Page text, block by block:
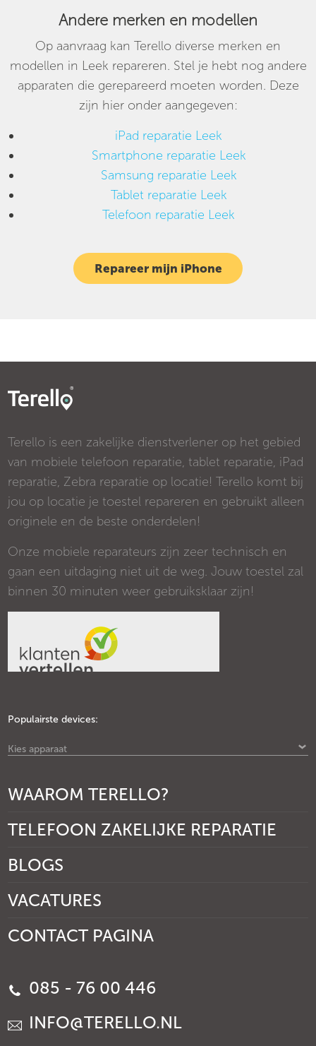
Andere merken en modellen
Op aanvraag kan Terello diverse merken en
modellen in Leek repareren. Stel je hebt nog andere
apparaten die gerepareerd moeten worden. Deze
zijn hier onder aangegeven:
iPad reparatie Leek
Smartphone reparatie Leek
Samsung reparatie Leek
Tablet reparatie Leek
Telefoon reparatie Leek
Repareer mijn iPhone
Terello is een zakelijke dienstverlener op het gebied
van mobiele telefoon reparatie, tablet reparatie, iPad
reparatie, Zebra reparatie op locatie! Terello komt bij
jou op locatie je toestel repareren en gebruikt alleen
originele en de beste onderdelen!
Onze mobiele reparateurs zijn zeer technisch en
gaan een uitdaging niet uit de weg. Jouw toestel zal
binnen 30 minuten weer gebruiksklaar zijn!
Populairste devices:
Kies apparaat
WAAROM TERELLO?
TELEFOON ZAKELIJKE REPARATIE
BLOGS
VACATURES
CONTACT PAGINA
085 - 76 00 446
INFO@TERELLO.NL